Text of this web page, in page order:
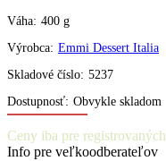
Váha: 400 g
Výrobca: Emmi Dessert Italia
Skladové číslo: 5237
Dostupnosť: Obvykle skladom
Ceny iba pre registrovaných
Info pre veľkoodberateľov